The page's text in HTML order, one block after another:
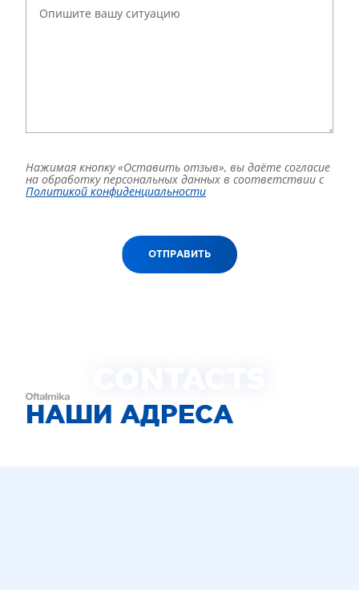
Нажимая кнопку «Оставить отзыв», вы даёте согласие
на обработку персональных данных в соответствии с
Политикой конфиденциальности
ОТПРАВИТЬ
НАШИ АДРЕСА